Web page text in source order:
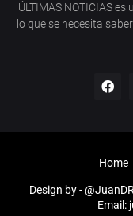
ÚLTIMAS NOTICIAS
lo que se necesita
Design by -
Email:
Home